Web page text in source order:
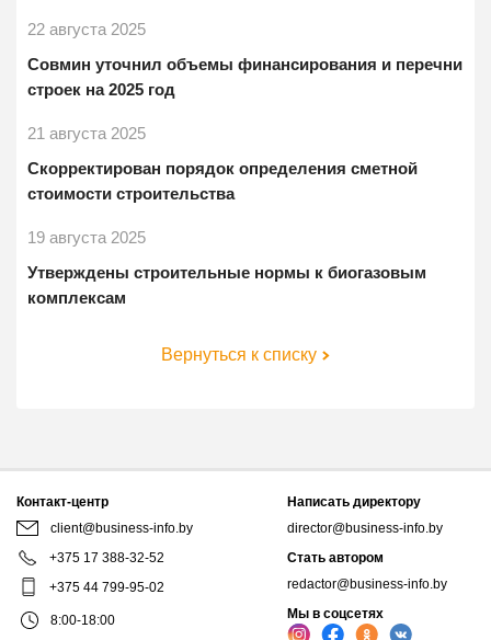
22 августа 2025
Совмин уточнил объемы финансирования и перечни
строек на 2025 год
21 августа 2025
Скорректирован порядок определения сметной
стоимости строительства
19 августа 2025
Утверждены строительные нормы к биогазовым
комплексам
Вернуться к списку
Контакт-центр
client@business-info.by
+375 17 388-32-52
+375 44 799-95-02
8:00-18:00
Написать директору
director@business-info.by
Стать автором
redactor@business-info.by
Мы в соцсетях